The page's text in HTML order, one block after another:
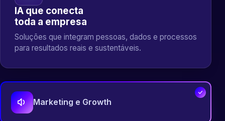
IA que conecta
toda a empresa
Soluções que integram pessoas, dados e processos
para resultados reais e sustentáveis.
Marketing e Growth